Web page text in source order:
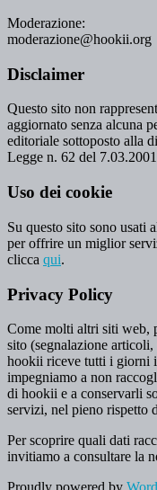
Moderazione:
moderazione@hookii.org
Disclaimer
Questo sito non
aggiornato senza alcuna
editoriale sottoposto alla
Legge n. 62 del
Uso dei cookie
Su questo sito sono usati
per offrire un miglior
clicca qui.
Privacy Policy
Come molti altri siti web,
sito (segnalazione
hookii riceve tutti i giorni
impegniamo a non
di hookii e a conservarli
servizi, nel pieno rispetto
Per scoprire quali dati
invitiamo a consultare la